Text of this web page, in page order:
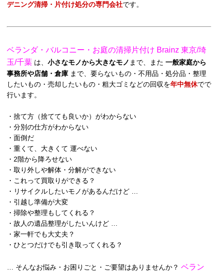
デニング清掃・片付け処分の専門会社です。
ベランダ・バルコニー・お庭の清掃片付け Brainz 東京/埼
玉/千葉 は、 小さなモノから大きなモノ まで、また 一般家庭から
事務所や店舗・倉庫 まで、要らないもの・不用品・処分品・整理
したいもの・売却したいもの・粗大ゴミなどの回収を年中無休でで
行います。
・捨て方（捨てても良いか）がわからない
・分別の仕方がわからない
・面倒だ
・重くて、大きくて 運べない
・2階から降ろせない
・取り外しや解体・分解ができない
・これって買取りができる？
・リサイクルしたいモノがあるんだけど …
・引越し準備が大変
・掃除や整理もしてくれる？
・故人の遺品整理がしたいんけど …
・家一軒でも大丈夫？
・ひとつだけでも引き取ってくれる？
… そんなお悩み・お困りごと・ご要望はありませんか？ ベラン